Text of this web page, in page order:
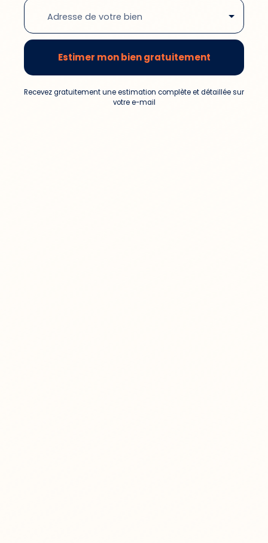
Adresse de votre bien
Estimer mon bien gratuitement
Recevez gratuitement une estimation complète et détaillée sur
votre e-mail